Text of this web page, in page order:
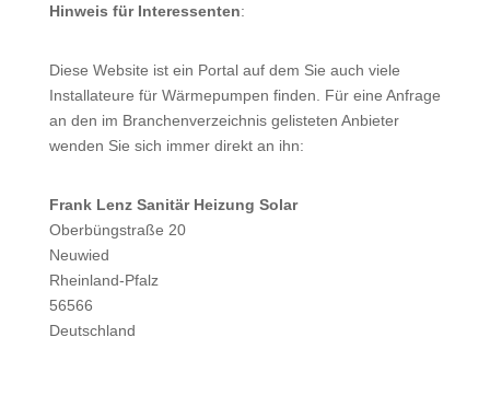
Hinweis für Interessenten:
Diese Website ist ein Portal auf dem Sie auch viele
Installateure für Wärmepumpen finden. Für eine Anfrage
an den im Branchenverzeichnis gelisteten Anbieter
wenden Sie sich immer direkt an ihn:
Frank Lenz Sanitär Heizung Solar
Oberbüngstraße 20
Neuwied
Rheinland-Pfalz
56566
Deutschland